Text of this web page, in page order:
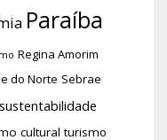
Paraíba
Regina Amorim
do Norte Sebrae
sustentabilidade
cultural turismo